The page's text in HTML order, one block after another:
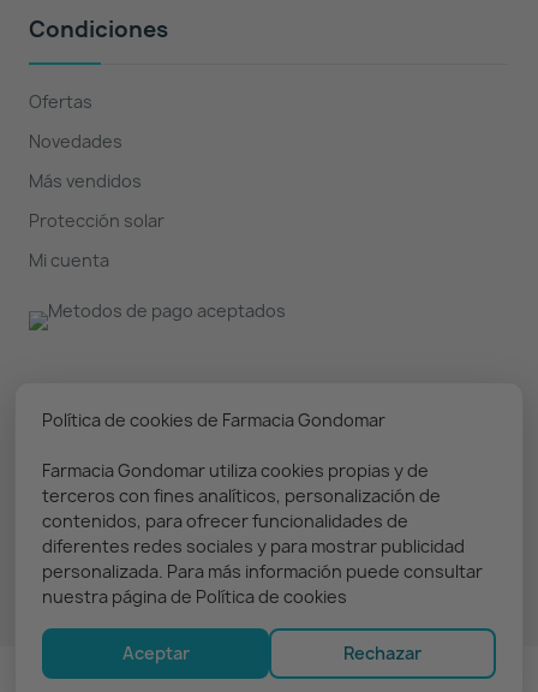
Condiciones
Ofertas
Novedades
Más vendidos
Protección solar
Mi cuenta
Nuestro boletín
Puedes darte de baja en cualquier momento. Prometemos
solo enviar información relevante
Política de cookies de Farmacia Gondomar
Farmacia Gondomar utiliza cookies propias y de
terceros con fines analíticos, personalización de
contenidos, para ofrecer funcionalidades de
diferentes redes sociales y para mostrar publicidad
personalizada. Para más información puede consultar
nuestra página de Política de cookies
Aceptar Rechazar